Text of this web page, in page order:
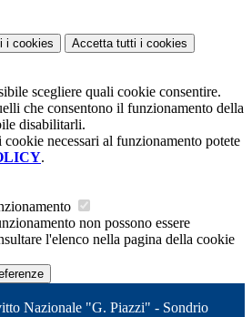
i cookies Accetta tutti i cookies
scegliere quali cookie consentire.
che consentono il funzionamento della
disabilitarli.
necessari al funzionamento potete
.
non possono essere
l'elenco nella pagina della cookie
Nazionale "G. Piazzi" - Sondrio